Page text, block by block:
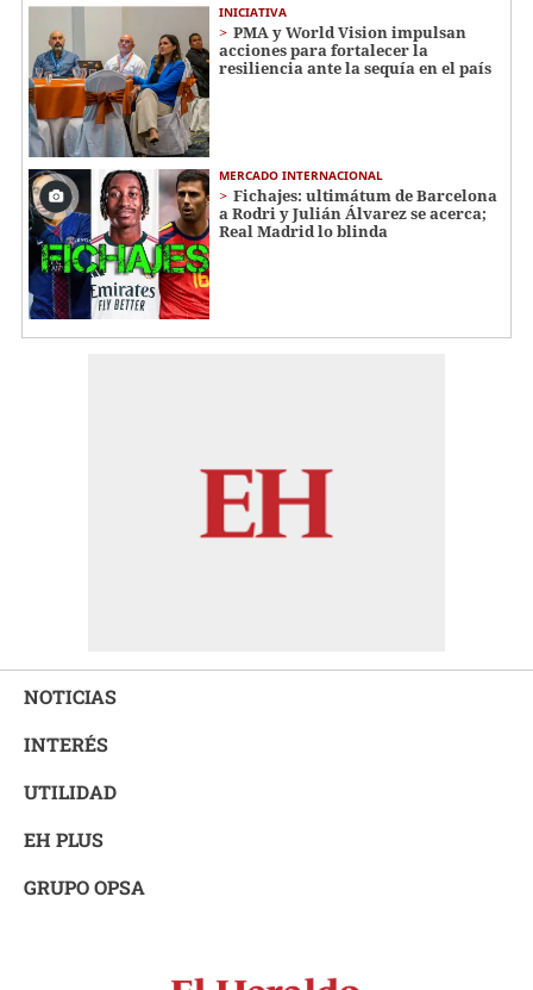
INICIATIVA
PMA y World Vision impulsan
acciones para fortalecer la
resiliencia ante la sequía en el país
MERCADO INTERNACIONAL
Fichajes: ultimátum de Barcelona
a Rodri y Julián Álvarez se acerca;
Real Madrid lo blinda
NOTICIAS
INTERÉS
UTILIDAD
EH PLUS
GRUPO OPSA